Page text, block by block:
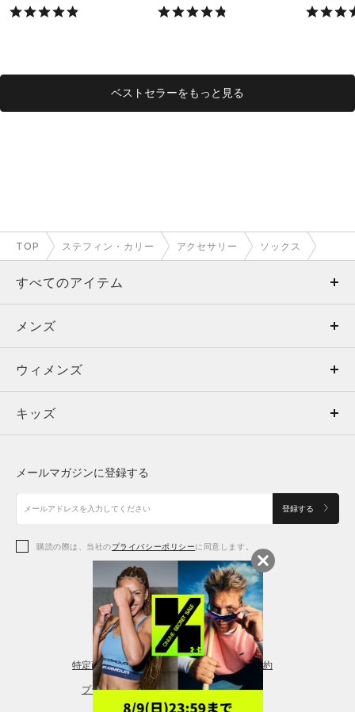
ベストセラーをもっと見る
TOP ステフィン・カリー アクセサリー ソックス
すべてのアイテム
メンズ
ウィメンズ
キッズ
アクセサリー
メンズ
トップス
ボトムス
アクセサリー
ウィメンズ
トップス
シューズ
アクセサリー
レギンス＆タイツ
キッズ
シューズ
メールマガジンに登録する
登録する
購読の際は、当社のプライバシーポリシーに同意します。
特定商取引法に基づく通販の表記 会員規約
プライバシーポリシー